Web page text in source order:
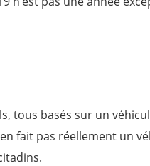
tous basés sur un
fait pas réellement un